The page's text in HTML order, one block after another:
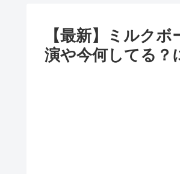
【最新】ミルク
演や今何してる？